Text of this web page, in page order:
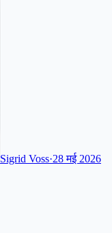
Sigrid Voss·28 मई 2026